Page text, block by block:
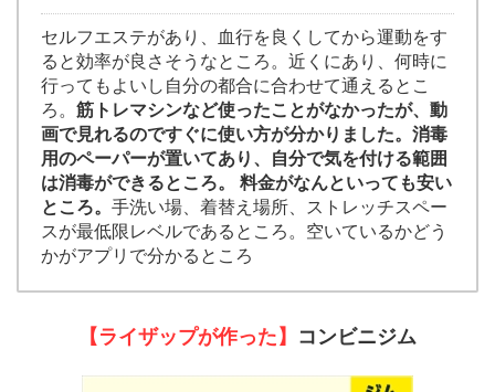
セルフエステがあり、血行を良くしてから運動をす
ると効率が良さそうなところ。近くにあり、何時に
行ってもよいし自分の都合に合わせて通えるとこ
ろ。 筋トレマシンなど使ったことがなかったが、動
画で見れるのですぐに使い方が分かりました。消毒
用のペーパーが置いてあり、自分で気を付ける範囲
は消毒ができるところ。 料金がなんといっても安い
ところ。 手洗い場、着替え場所、ストレッチスペー
スが最低限レベルであるところ。空いているかどう
かがアプリで分かるところ
【ライザップが作った】 コンビニジム